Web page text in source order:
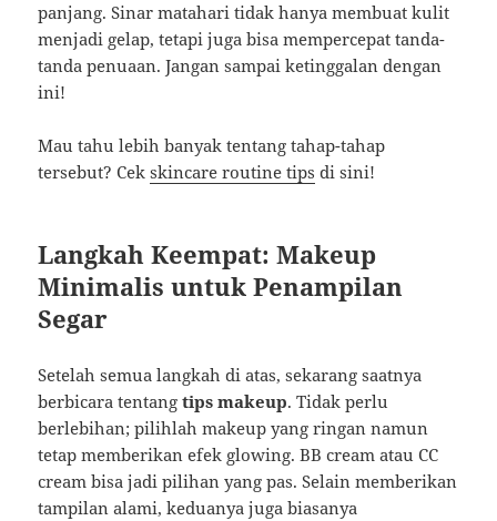
panjang. Sinar matahari tidak hanya membuat kulit
menjadi gelap, tetapi juga bisa mempercepat tanda-
tanda penuaan. Jangan sampai ketinggalan dengan
ini!
Mau tahu lebih banyak tentang tahap-tahap
tersebut? Cekskincare routine tips di sini!
Langkah Keempat: Makeup
Minimalis untuk Penampilan
Segar
Setelah semua langkah di atas, sekarang saatnya
berbicara tentangtips makeup. Tidak perlu
berlebihan; pilihlah makeup yang ringan namun
tetap memberikan efek glowing. BB cream atau CC
cream bisa jadi pilihan yang pas. Selain memberikan
tampilan alami, keduanya juga biasanya